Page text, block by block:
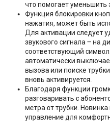
что помогает уменьшить
Функция блокировки
нажатия, может быть
Для активации следует
звукового сигнала – на
соответствующий
автоматически
вызова или поиске
вновь активируется.
Благодаря функции
разговаривать с
метра от трубки. Новинка
управление для